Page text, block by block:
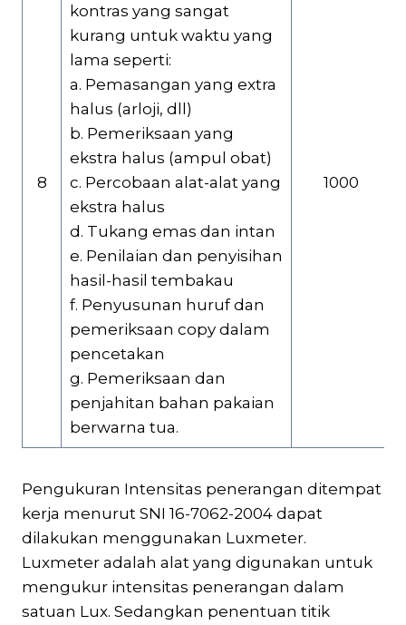
8
kontras yang sangat
kurang untuk waktu yang
lama seperti:
a. Pemasangan yang extra
halus (arloji, dll)
b. Pemeriksaan yang
ekstra halus (ampul obat)
c. Percobaan alat-alat yang
ekstra halus
d. Tukang emas dan intan
e. Penilaian dan penyisihan
hasil-hasil tembakau
f. Penyusunan huruf dan
pemeriksaan copy dalam
pencetakan
g. Pemeriksaan dan
penjahitan bahan pakaian
berwarna tua.
1000
Pengukuran Intensitas penerangan ditempat
kerja menurut SNI 16-7062-2004 dapat
dilakukan menggunakan Luxmeter.
Luxmeter adalah alat yang digunakan untuk
mengukur intensitas penerangan dalam
satuan Lux. Sedangkan penentuan titik